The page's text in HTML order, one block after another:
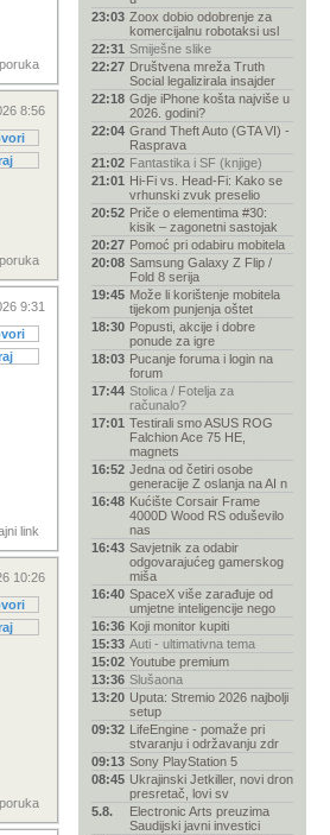
8:56
9:31
link
10:26
23:03 Zoox dobio odobrenje za
komercijalnu robotaksi usl
22:31 Smiješne slike
22:27 Društvena mreža Truth
Social legalizirala insajder
22:18 Gdje iPhone košta najviše u
2026. godini?
22:04 Grand Theft Auto (GTA VI) -
Rasprava
21:02 Fantastika i SF (knjige)
21:01 Hi-Fi vs. Head-Fi: Kako se
vrhunski zvuk preselio
20:52 Priče o elementima #30:
kisik – zagonetni sastojak
20:27 Pomoć pri odabiru mobitela
20:08 Samsung Galaxy Z Flip /
Fold 8 serija
19:45 Može li korištenje mobitela
tijekom punjenja oštet
18:30 Popusti, akcije i dobre
ponude za igre
18:03 Pucanje foruma i login na
forum
17:44 Stolica / Fotelja za
računalo?
17:01 Testirali smo ASUS ROG
Falchion Ace 75 HE,
magnets
16:52 Jedna od četiri osobe
generacije Z oslanja na AI n
16:48 Kućište Corsair Frame
4000D Wood RS oduševilo
nas
16:43 Savjetnik za odabir
odgovarajućeg gamerskog
miša
16:40 SpaceX više zarađuje od
umjetne inteligencije nego
16:36 Koji monitor kupiti
15:33 Auti - ultimativna tema
15:02 Youtube premium
13:36 Slušaona
13:20 Uputa: Stremio 2026 najbolji
setup
09:32 LifeEngine - pomaže pri
stvaranju i održavanju zdr
09:13 Sony PlayStation 5
08:45 Ukrajinski Jetkiller, novi dron
presretač, lovi sv
5.8.
Electronic Arts preuzima
Saudijski javni investici